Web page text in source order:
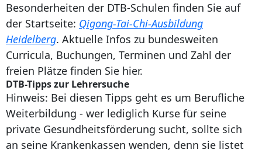
Besonderheiten der DTB-Schulen finden Sie auf
der Startseite: Qigong-Tai-Chi-Ausbildung
Heidelberg. Aktuelle Infos zu bundesweiten
Curricula, Buchungen, Terminen und Zahl der
freien Plätze finden Sie hier.
DTB-Tipps zur Lehrersuche
Hinweis: Bei diesen Tipps geht es um Berufliche
Weiterbildung - wer lediglich Kurse für seine
private Gesundheitsförderung sucht, sollte sich
an seine Krankenkassen wenden, denn sie listet